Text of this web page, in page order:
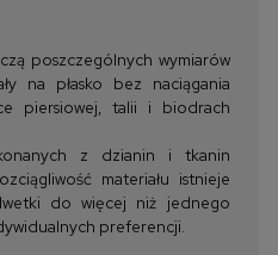
poszczególnych wymiarów
na płasko bez naciągania
piersiowej, talii i biodrach
z dzianin i tkanin
materiału istnieje
do więcej niż jednego
preferencji.